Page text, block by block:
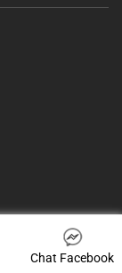
Chat Facebook